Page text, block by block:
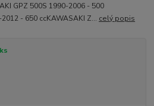
GPZ 500S 1990-2006 - 500
- 650 ccKAWASAKI Z... celý popis